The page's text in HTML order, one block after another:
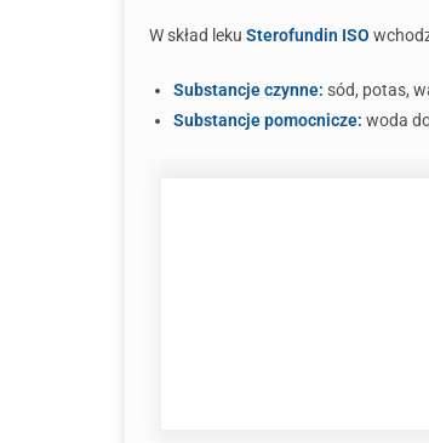
W skład leku Sterofundin ISO
Substancje czynne: sód, potas,
Substancje pomocnicze: woda